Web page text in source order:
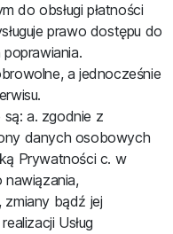
do obsługi płatności
prawo dostępu do
a jednocześnie
a. zgodnie z
danych osobowych
Prywatności c. w
nawiązania,
zmiany bądź jej
Usług